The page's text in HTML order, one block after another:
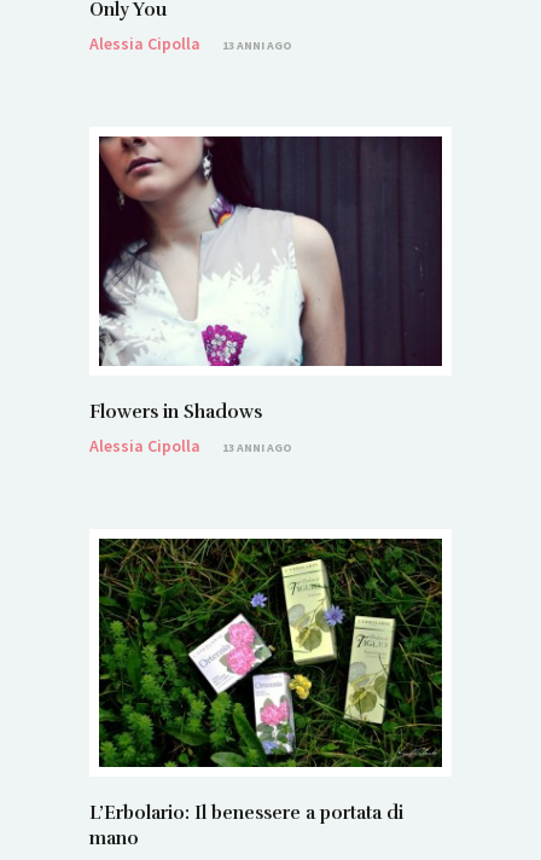
Only You
Alessia Cipolla
13 ANNI AGO
Flowers in Shadows
Alessia Cipolla
13 ANNI AGO
L’Erbolario: Il benessere a portata di
mano